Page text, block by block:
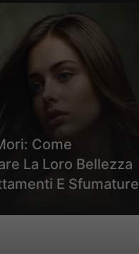
Come
La Loro Bellezza
E Sfumature